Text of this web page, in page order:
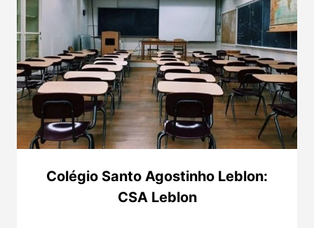
Colégio Santo Agostinho Leblon:
CSA Leblon